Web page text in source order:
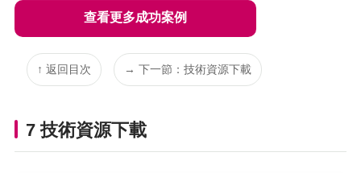
查看更多成功案例
↑ 返回目次 → 下一節：技術資源下載
7 技術資源下載